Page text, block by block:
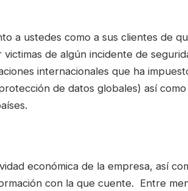
a ustedes como a sus clientes de
de algún incidente de
internacionales que ha
de datos globales) así
económica de la empresa, así
con la que cuente. Entre